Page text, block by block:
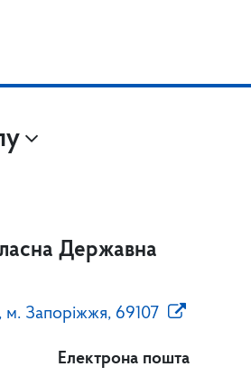
Державна
Запоріжжя, 69107
Електрона пошта